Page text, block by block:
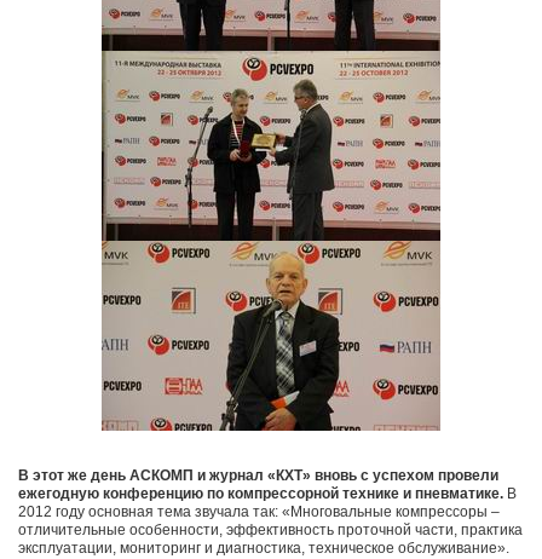
В этот же день АСКОМП и журнал «КХТ» вновь с успехом провели
ежегодную конференцию по компрессорной технике и пневматике. В
2012 году основная тема звучала так: «Многовальные компрессоры –
отличительные особенности, эффективность проточной части, практика
эксплуатации, мониторинг и диагностика, техническое обслуживание».